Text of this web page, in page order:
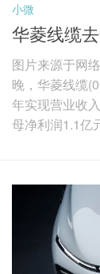
小微
华菱线缆
索新增长
图片来源于网
晚，华菱线缆
年实现营业收
母净利润1.1亿
特种电缆、电
及线束等。其
航天及融合装
电缆等。图片
除 分产品来看...